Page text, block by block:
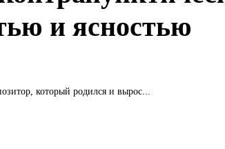
и ясностью
который родился и вырос...